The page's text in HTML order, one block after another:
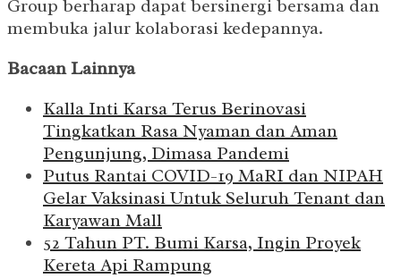
Group berharap dapat bersinergi bersama dan
membuka jalur kolaborasi kedepannya.
Bacaan Lainnya
Kalla Inti Karsa Terus Berinovasi
Tingkatkan Rasa Nyaman dan Aman
Pengunjung, Dimasa Pandemi
Putus Rantai COVID-19 MaRI dan NIPAH
Gelar Vaksinasi Untuk Seluruh Tenant dan
Karyawan Mall
52 Tahun PT. Bumi Karsa, Ingin Proyek
Kereta Api Rampung